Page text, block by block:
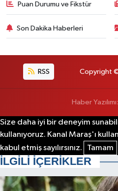
Puan Durumu ve Fikstür
Son Dakika Haberleri
RSS Copyright ©
Haber Yazılımı:
Size daha iyi bir deneyim
kullanıyoruz. Kanal Maraş'ı
kabul etmiş sayılırsınız.
Tamam